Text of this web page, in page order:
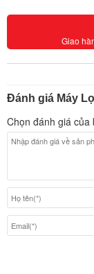
Giao
Đánh giá Máy
Chọn đánh giá của